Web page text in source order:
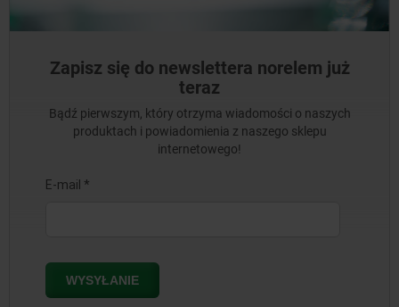
Zapisz się do newslettera norelem już
teraz
Bądź pierwszym, który otrzyma wiadomości o naszych
produktach i powiadomienia z naszego sklepu
internetowego!